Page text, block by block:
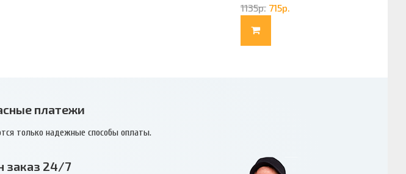
1135р. 715р.
платежи
только надежные способы оплаты.
заказ 24/7